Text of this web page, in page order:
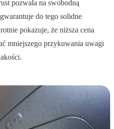
pozwala na swobodną
do tego solidne
pokazuje, że niższa cena
mniejszego przykuwania uwagi